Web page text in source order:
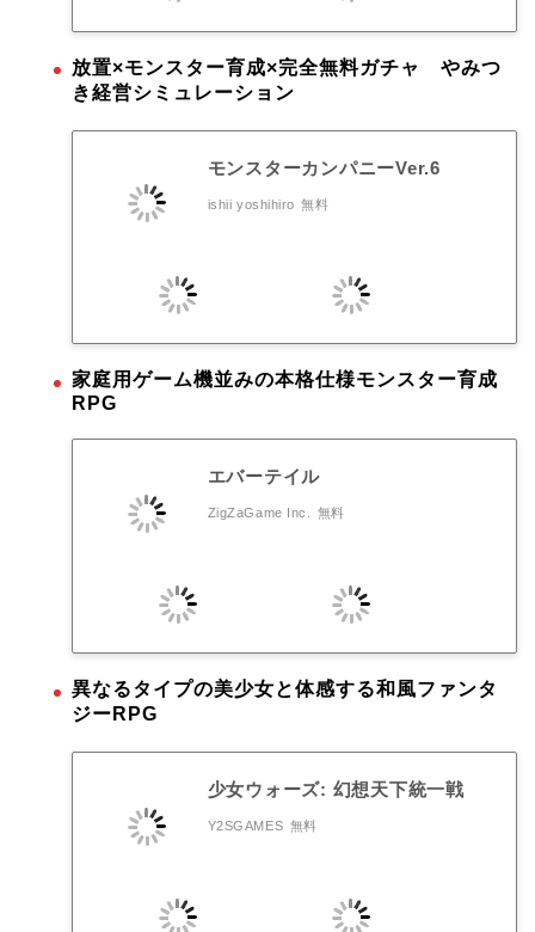
放置×モンスター育成×完全無料ガチャ やみつ
き経営シミュレーション
モンスターカンパニーVer.6
ishii yoshihiro 無料
家庭用ゲーム機並みの本格仕様モンスター育成
RPG
エバーテイル
ZigZaGame Inc. 無料
異なるタイプの美少女と体感する和風ファンタ
ジーRPG
少女ウォーズ: 幻想天下統一戦
Y2SGAMES 無料